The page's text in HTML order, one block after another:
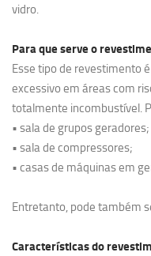
vidro.
Para que serve o
Esse tipo de revestimento
excessivo em áreas com
totalmente incombustível.
• sala de grupos geradores;
• sala de compressores;
• casas de máquinas em
Entretanto, pode também
Características do